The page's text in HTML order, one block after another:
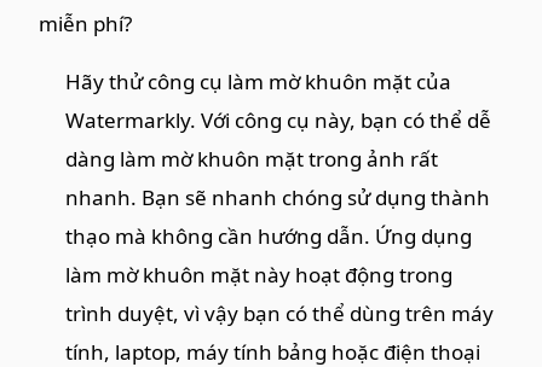
miễn phí?
Hãy thử công cụ làm mờ khuôn mặt của
Watermarkly. Với công cụ này, bạn có thể dễ
dàng làm mờ khuôn mặt trong ảnh rất
nhanh. Bạn sẽ nhanh chóng sử dụng thành
thạo mà không cần hướng dẫn. Ứng dụng
làm mờ khuôn mặt này hoạt động trong
trình duyệt, vì vậy bạn có thể dùng trên máy
tính, laptop, máy tính bảng hoặc điện thoại